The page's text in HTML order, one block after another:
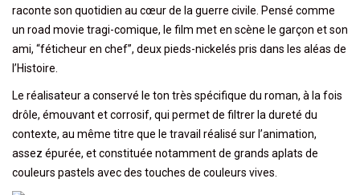
raconte son quotidien au cœur de la guerre civile. Pensé comme
un road movie tragi-comique, le film met en scène le garçon et son
ami, “féticheur en chef”, deux pieds-nickelés pris dans les aléas de
l’Histoire.
Le réalisateur a conservé le ton très spécifique du roman, à la fois
drôle, émouvant et corrosif, qui permet de filtrer la dureté du
contexte, au même titre que le travail réalisé sur l’animation,
assez épurée, et constituée notamment de grands aplats de
couleurs pastels avec des touches de couleurs vives.